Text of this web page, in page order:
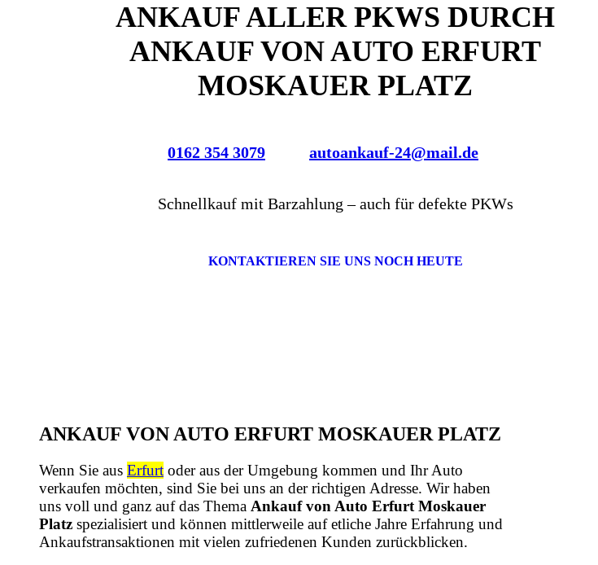
ANKAUF ALLER PKWS DURCH
ANKAUF VON AUTO ERFURT
MOSKAUER PLATZ
0162 354 3079 autoankauf-24@mail.de
Schnellkauf mit Barzahlung – auch für defekte PKWs
KONTAKTIEREN SIE UNS NOCH HEUTE
ANKAUF VON AUTO ERFURT MOSKAUER PLATZ
Wenn Sie aus Erfurt oder aus der Umgebung kommen und Ihr Auto
verkaufen möchten, sind Sie bei uns an der richtigen Adresse. Wir haben
uns voll und ganz auf das Thema Ankauf von Auto Erfurt Moskauer
Platz spezialisiert und können mittlerweile auf etliche Jahre Erfahrung und
Ankaufstransaktionen mit vielen zufriedenen Kunden zurückblicken.